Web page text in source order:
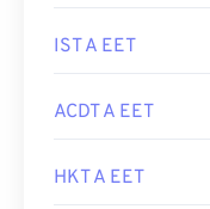
IST A EET
ACDT A EET
HKT A EET